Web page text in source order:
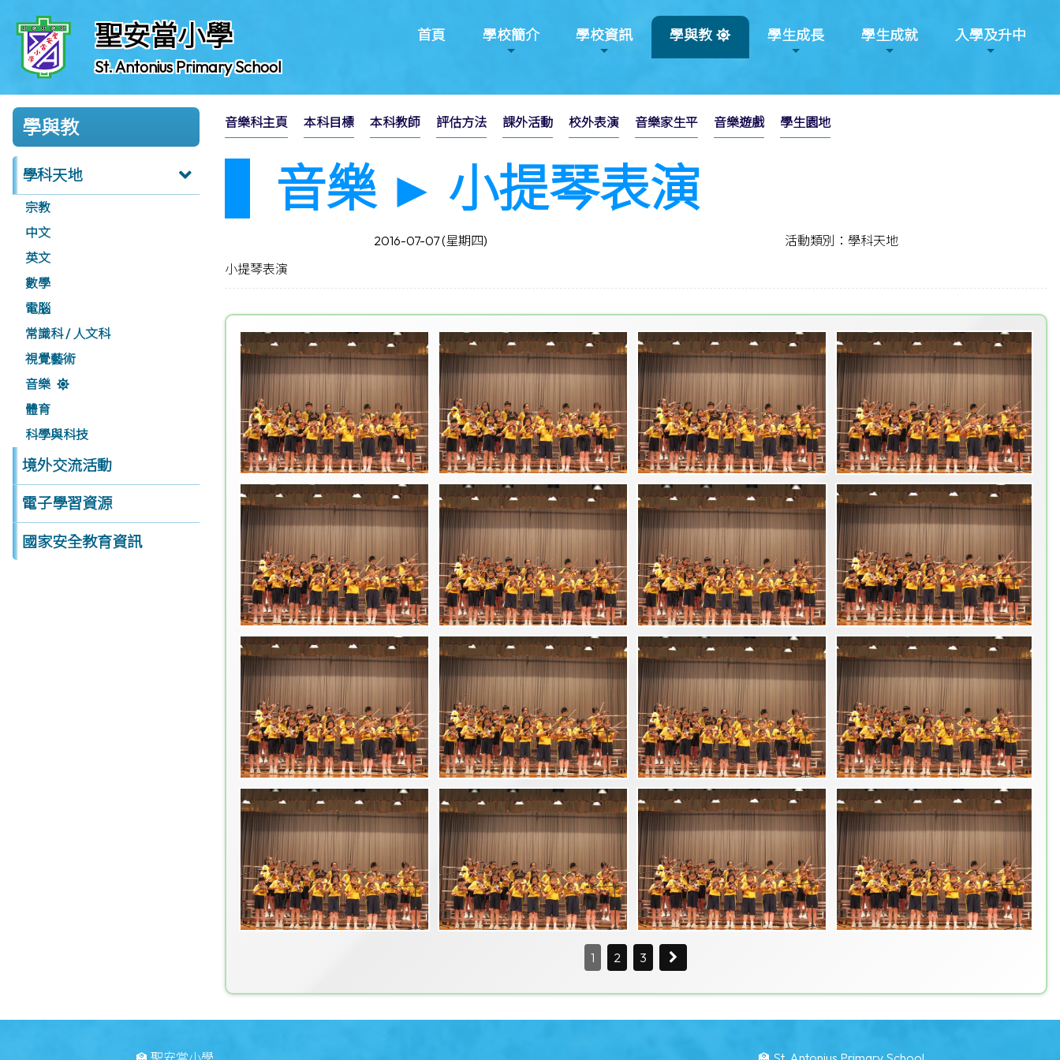
聖安當小學
St. Antonius Primary School
首頁 學校簡介 學校資訊 學與教 學生成長 學生成就 入學及升中
學與教
學科天地
宗教
中文
英文
數學
電腦
常識科 / 人文科
視覺藝術
音樂
體育
科學與科技
境外交流活動
電子學習資源
國家安全教育資訊
音樂科主頁 本科目標 本科教師 評估方法 課外活動 校外表演 音樂家生平 音樂遊戲 學生園地
音樂 ► 小提琴表演
2016-07-07 (星期四)
活動類別：學科天地
小提琴表演
1 2 3